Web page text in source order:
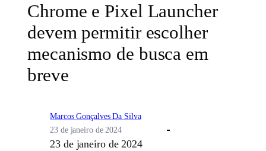
Chrome e Pixel Launcher
devem permitir escolher
mecanismo de busca em
breve
Marcos Gonçalves Da Silva
23 de janeiro de 2024
23 de janeiro de 2024